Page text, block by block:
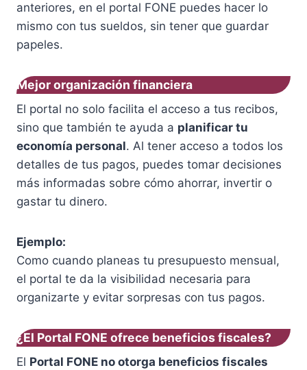
anteriores, en el portal FONE puedes hacer lo
mismo con tus sueldos, sin tener que guardar
papeles.
Mejor organización financiera
El portal no solo facilita el acceso a tus recibos,
sino que también te ayuda a planificar tu
economía personal. Al tener acceso a todos los
detalles de tus pagos, puedes tomar decisiones
más informadas sobre cómo ahorrar, invertir o
gastar tu dinero.
Ejemplo:
Como cuando planeas tu presupuesto mensual,
el portal te da la visibilidad necesaria para
organizarte y evitar sorpresas con tus pagos.
¿El Portal FONE ofrece beneficios fiscales?
El Portal FONE no otorga beneficios fiscales